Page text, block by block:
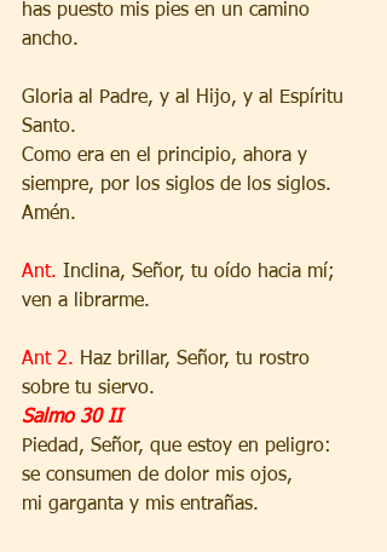
has puesto mis pies en un camino
ancho.
Gloria al Padre, y al Hijo, y al Espíritu
Santo.
Como era en el principio, ahora y
siempre, por los siglos de los siglos.
Amén.
Ant. Inclina, Señor, tu oído hacia mí;
ven a librarme.
Ant 2. Haz brillar, Señor, tu rostro
sobre tu siervo.
Salmo 30 II
Piedad, Señor, que estoy en peligro:
se consumen de dolor mis ojos,
mi garganta y mis entrañas.